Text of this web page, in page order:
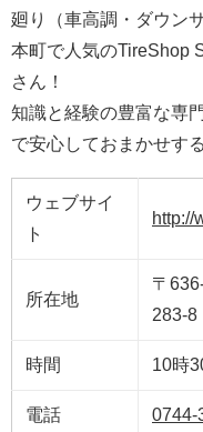
廻り（車高調・ダウン
本町で人気のTireShop
さん！
知識と経験の豊富な専
で安心しておまかせす
ウェブサイ
ト
http://
所在地
〒
283-8
時間 10時
電話 0744-